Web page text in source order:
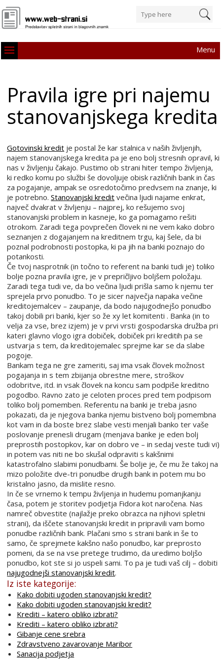
Menu
Pravila igre pri najemu
stanovanjskega kredita
Gotovinski kredit je postal že kar stalnica v naših življenjih,
najem stanovanjskega kredita pa je eno bolj stresnih opravil, ki
nas v življenju čakajo. Pustimo ob strani hiter tempo življenja,
ki redko komu po službi še dovoljuje obisk različnih bank in čas
za pogajanje, ampak se osredotočimo predvsem na znanje, ki
je potrebno.Stanovanjski kredit večina ljudi najame enkrat,
največ dvakrat v življenju – najprej, ko rešujemo svoj
stanovanjski problem in kasneje, ko ga pomagamo rešiti
otrokom. Zaradi tega povprečen človek ni ne vem kako dobro
seznanjen z dogajanjem na kreditnem trgu, kaj šele, da bi
poznal podrobnosti postopka, ki pa jih na banki poznajo do
potankosti.
Če tvoj nasprotnik (in točno to referent na banki tudi je) toliko
bolje pozna pravila igre, je v prepričljivo boljšem položaju.
Zaradi tega tudi ve, da bo večina ljudi prišla samo k njemu ter
sprejela prvo ponudbo. To je sicer največja napaka večine
kreditojemalcev – zaupanje, da bodo najugodnejšo ponudbo
takoj dobili pri banki, kjer so že xy let komitenti . Banka (in to
velja za vse, brez izjem) je v prvi vrsti gospodarska družba pri
kateri glavno vlogo igra dobiček, dobiček pri kreditih pa se
ustvarja s tem, da kreditojemalec sprejme kar se da slabe
pogoje.
Bankam tega ne gre zameriti, saj ima vsak človek možnost
pogajanja in s tem zbijanja obrestne mere, stroškov
odobritve, itd. in vsak človek na koncu sam podpiše kreditno
pogodbo. Ravno zato je celoten proces pred tem podpisom
toliko bolj pomemben. Referentu na banki je treba jasno
pokazati, da je njegova banka njemu bistveno bolj pomembna
kot vam in da boste brez slabe vesti menjali banko ter vaše
poslovanje prenesli drugam (menjava banke je eden bolj
preprostih postopkov, kar on dobro ve – in sedaj veste tudi vi)
in potem vas niti ne bo skušal odpraviti s kakšnimi
katastrofalno slabimi ponudbami. Še bolje je, če mu že takoj na
mizo položite dve-tri ponudbe drugih bank in potem mu bo
kristalno jasno, da mislite resno.
In če se vrnemo k tempu življenja in hudemu pomanjkanju
časa, potem je storitev podjetja Fidora kot naročena. Nas
namreč obvestite (najlažje preko obrazca na njihovi spletni
strani), da iščete stanovanjski kredit in pripravili vam bomo
ponudbe različnih bank. Plačani smo s strani bank in še to
samo, če sprejmete kakšno našo ponudbo, kar preprosto
pomeni, da se na vse pretege trudimo, da uredimo boljšo
ponudbo, kot ste si jo uspeli sami. To pa je tudi vaš cilj – dobiti
najugodnejši stanovanjski kredit.
Iz iste kategorije:
Kako dobiti ugoden stanovanjski kredit?
Kako dobiti ugoden stanovanjski kredit?
Krediti – katero obliko izbrati?
Krediti – katero obliko izbrati?
Gibanje cene srebra
Zdravstveno zavarovanje Maribor
Sanacija podjetja